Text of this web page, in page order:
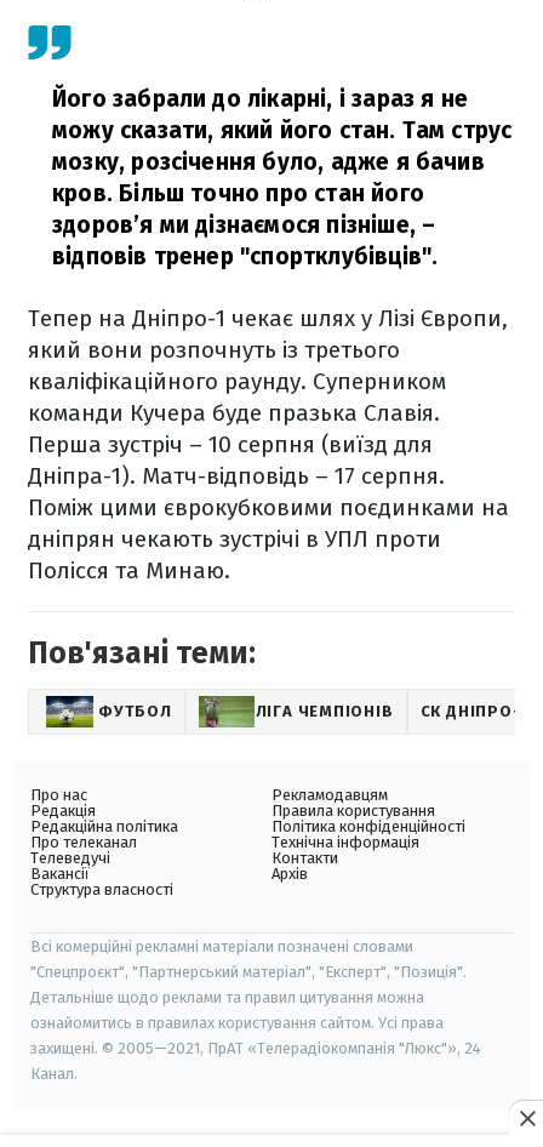
Його забрали до лікарні, і зараз я не
можу сказати, який його стан. Там струс
мозку, розсічення було, адже я бачив
кров. Більш точно про стан його
здоров’я ми дізнаємося пізніше, –
відповів тренер "спортклубівців".
Тепер на Дніпро-1 чекає шлях у Лізі Європи,
який вони розпочнуть із третього
кваліфікаційного раунду. Суперником
команди Кучера буде празька Славія.
Перша зустріч – 10 серпня (виїзд для
Дніпра-1). Матч-відповідь – 17 серпня.
Поміж цими єврокубковими поєдинками на
дніпрян чекають зустрічі в УПЛ проти
Полісся та Минаю.
Пов'язані теми:
ФУТБОЛ ЛІГА ЧЕМПІОНІВ СК ДНІПРО-1
Про нас
Редакція
Редакційна політика
Про телеканал
Телеведучі
Вакансії
Структура власності
Рекламодавцям
Правила користування
Політика конфіденційності
Технічна інформація
Контакти
Архів
Всі комерційні рекламні матеріали позначені словами
"Спецпроєкт", "Партнерський матеріал", "Експерт", "Позиція".
Детальніше щодо реклами та правил цитування можна
ознайомитись в правилах користування сайтом. Усі права
захищені. © 2005—2021, ПрАТ «Телерадіокомпанія "Люкс"», 24
Канал.